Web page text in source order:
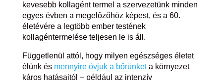
kevesebb kollagént termel a szervezetünk minden
egyes évben a megelőzőhöz képest, és a 60.
életévére a legtöbb ember testének
kollagéntermelése teljesen le is áll.
Függetlenül attól, hogy milyen egészséges életet
élünk és mennyire óvjuk a bőrünketa környezet
káros hatásaitól – például az intenzív